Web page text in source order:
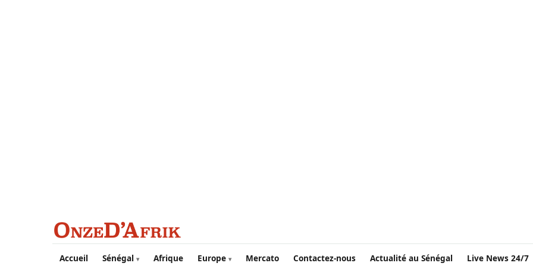
Aller au contenu principal
Accueil Sénégal Afrique Europe Mercato Contactez-nous Actualité au Sénégal Live News 24/7